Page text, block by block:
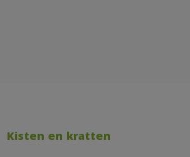
Kisten en kratten